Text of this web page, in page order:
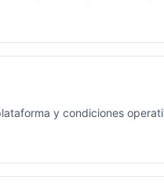
y condiciones